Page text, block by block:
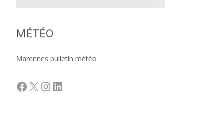
MÉTÉO
Marennes bulletin météo
Facebook
X Instagram
LinkedIn